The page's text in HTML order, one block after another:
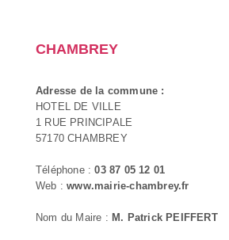
CHAMBREY
Adresse de la commune :
HOTEL DE VILLE
1 RUE PRINCIPALE
57170 CHAMBREY
Téléphone :03 87 05 12 01
Web :www.mairie-chambrey.fr
Nom du Maire : M. Patrick PEIFFERT